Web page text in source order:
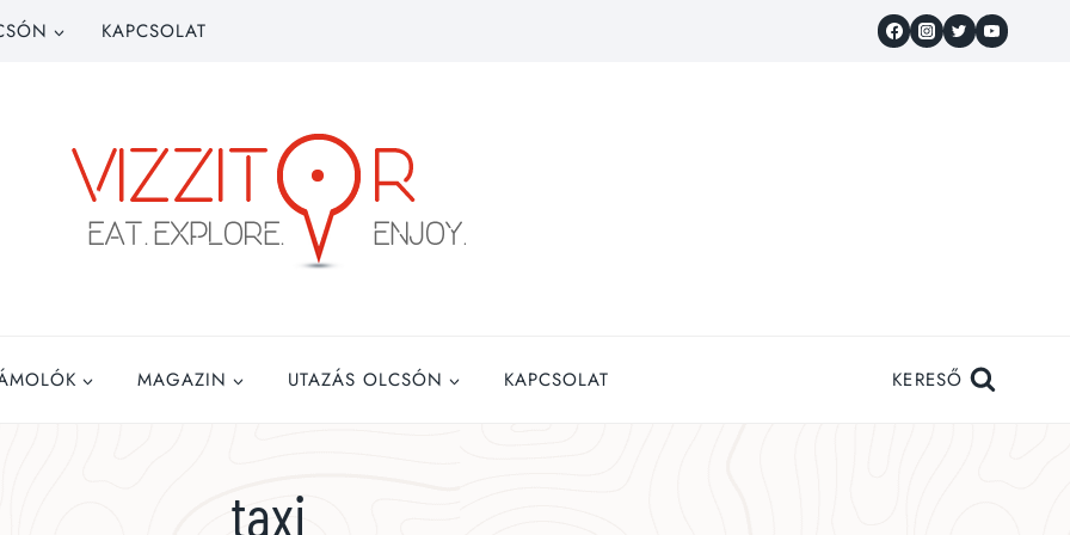
KAPCSOLAT
MAGAZIN UTAZÁS OLCSÓN KAPCSOLAT KERESŐ
taxi